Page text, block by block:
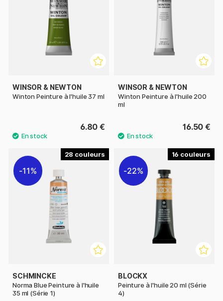
WINSOR & NEWTON
Winton Peinture à l'huile 37 ml
6.80 €
WINSOR & NEWTON
Winton Peinture à l'huile 200
ml
16.50 €
28
11%
SCHMINCKE
Norma Blue Peinture à l'huile
35 ml (Série 1)
16
22%
BLOCKX
Peinture à l'huile 20 ml (Série
4)